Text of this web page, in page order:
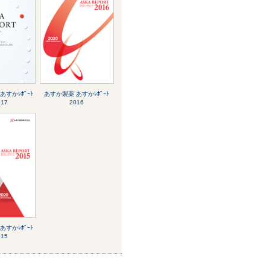
すかﾚﾎﾟｰﾄ
あすか製薬 あすかﾚﾎﾟｰﾄ
2016
すかﾚﾎﾟｰﾄ